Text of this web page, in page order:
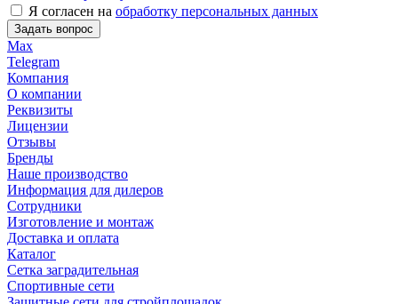
Я согласен на обработку персональных данных
Задать вопрос
Max
Telegram
Компания
О компании
Реквизиты
Лицензии
Отзывы
Бренды
Наше производство
Информация для дилеров
Сотрудники
Изготовление и монтаж
Доставка и оплата
Каталог
Сетка заградительная
Спортивные сети